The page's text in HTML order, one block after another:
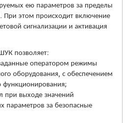
ею параметров за пределы
При этом происходит включение
сигнализации и активация
позволяет:
оператором режимы
оборудования, с обеспечением
функционирования;
при выходе значений
параметров за безопасные